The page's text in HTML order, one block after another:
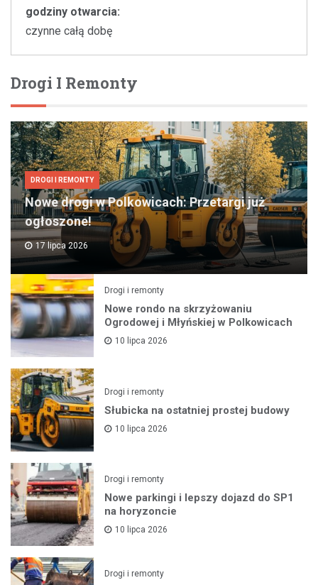
godziny otwarcia:
czynne całą dobę
Drogi I Remonty
DROGI I REMONTY
Nowe drogi w Polkowicach: Przetargi już
ogłoszone!
17 lipca 2026
Drogi i remonty
Nowe rondo na skrzyżowaniu
Ogrodowej i Młyńskiej w Polkowicach
10 lipca 2026
Drogi i remonty
Słubicka na ostatniej prostej budowy
10 lipca 2026
Drogi i remonty
Nowe parkingi i lepszy dojazd do SP1
na horyzoncie
10 lipca 2026
Drogi i remonty